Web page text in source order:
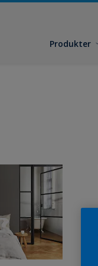
Produkter